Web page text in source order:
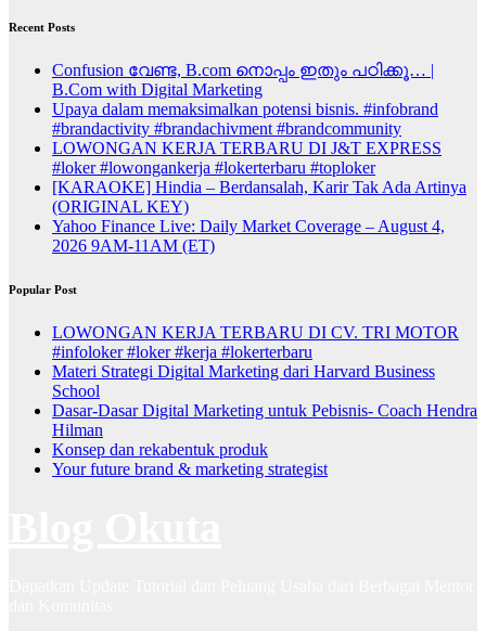
Recent Posts
Confusion വേണ്ട, B.com നൊപ്പം ഇതും പഠിക്കൂ… |
B.Com with Digital Marketing
Upaya dalam memaksimalkan potensi bisnis. #infobrand
#brandactivity #brandachivment #brandcommunity
LOWONGAN KERJA TERBARU DI J&T EXPRESS
#loker #lowongankerja #lokerterbaru #toploker
[KARAOKE] Hindia – Berdansalah, Karir Tak Ada Artinya
(ORIGINAL KEY)
Yahoo Finance Live: Daily Market Coverage – August 4,
2026 9AM-11AM (ET)
Popular Post
LOWONGAN KERJA TERBARU DI CV. TRI MOTOR
#infoloker #loker #kerja #lokerterbaru
Materi Strategi Digital Marketing dari Harvard Business
School
Dasar-Dasar Digital Marketing untuk Pebisnis- Coach Hendra
Hilman
Konsep dan rekabentuk produk
Your future brand & marketing strategist